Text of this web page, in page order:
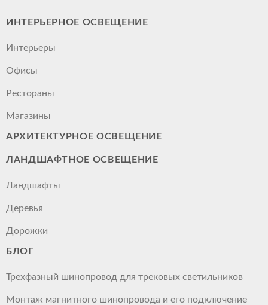
ИНТЕРЬЕРНОЕ ОСВЕЩЕНИЕ
Интерьеры
Офисы
Рестораны
Магазины
АРХИТЕКТУРНОЕ ОСВЕЩЕНИЕ
ЛАНДШАФТНОЕ ОСВЕЩЕНИЕ
Ландшафты
Деревья
Дорожки
БЛОГ
Трехфазный шинопровод для трековых светильников
Монтаж магнитного шинопровода и его подключение